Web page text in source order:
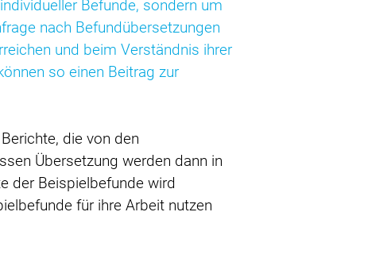
Befunde, sondern um
nach Befundübersetzungen
und beim Verständnis ihrer
so einen Beitrag zur
die von den
Übersetzung werden dann in
der Beispielbefunde wird
für ihre Arbeit nutzen